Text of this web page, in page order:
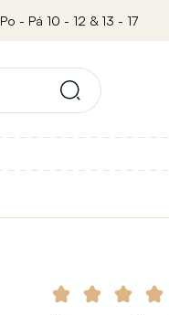
Po - Pá 10 - 12 & 13 - 17